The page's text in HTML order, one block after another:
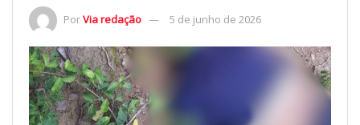
PorVia redação 5 de junho de 2026